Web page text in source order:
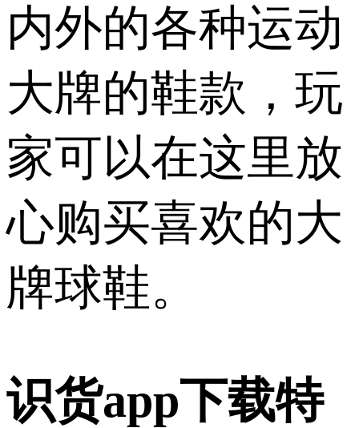
内外的各种运动
大牌的鞋款，玩
家可以在这里放
心购买喜欢的大
牌球鞋。
识货app下载特